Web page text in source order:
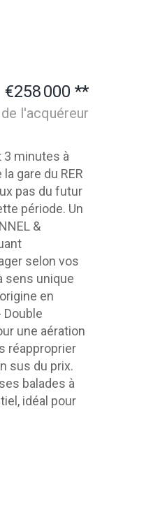
€258 000 **
l'acquéreur
3 minutes à
gare du RER
pas du futur
période. Un
&
selon vos
sens unique
en
une aération
réapproprier
sus du prix.
balades à
idéal pour